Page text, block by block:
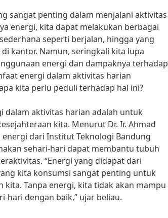
sangat penting dalam menjalani aktivitas
energi, kita dapat melakukan berbagai
seperti berjalan, hingga yang
kantor. Namun, seringkali kita lupa
energi dan dampaknya terhadap
energi dalam aktivitas harian
kita perlu peduli terhadap hal ini?
dalam aktivitas harian adalah untuk
kita. Menurut Dr. Ir. Ahmad
energi dari Institut Teknologi Bandung
sehari-hari dapat membantu tubuh
“Energi yang didapat dari
kita konsumsi sangat penting untuk
kita. Tanpa energi, kita tidak akan mampu
hari dengan baik,” ujar beliau.